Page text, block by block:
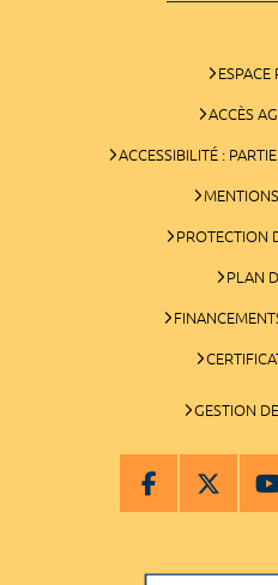
ESPACE
ACCÈS
ACCESSIBILITÉ :
PROTECTION
PLAN
GESTION